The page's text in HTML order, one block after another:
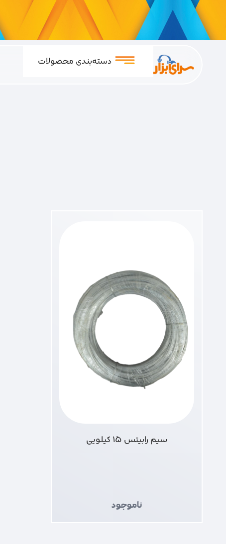
دسته‌بندی محصولات
سیم رابیتس 15 کیلویی
ناموجود